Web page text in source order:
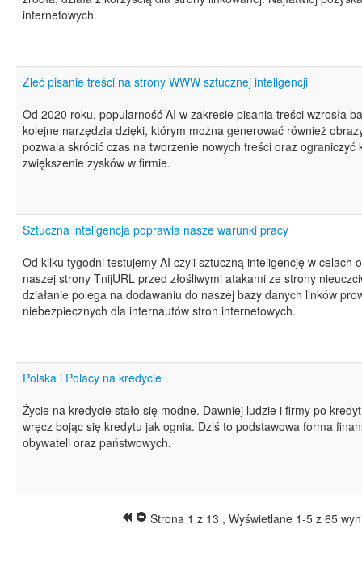
internetowych.
Zleć pisanie treści na strony WWW sztucznej inteligencji
Od 2020 roku, popularność AI w zakresie pisania treści wzrosła
kolejne narzędzia dzięki, którym można generować również
pozwala skrócić czas na tworzenie nowych treści oraz ograniczyć
zwiększenie zysków w firmie.
Sztuczna inteligencja poprawia nasze warunki pracy
Od kilku tygodni testujemy AI czyli sztuczną inteligencję w celach
naszej strony TnijURL przed złośliwymi atakami ze strony
działanie polega na dodawaniu do naszej bazy danych linków
niebezpiecznych dla internautów stron internetowych.
Polska i Polacy na kredycie
Życie na kredycie stało się modne. Dawniej ludzie i firmy po
wręcz bojąc się kredytu jak ognia. Dziś to podstawowa forma
obywateli oraz państwowych.
Strona 1 z 13 , Wyświetlane 1-5 z 65